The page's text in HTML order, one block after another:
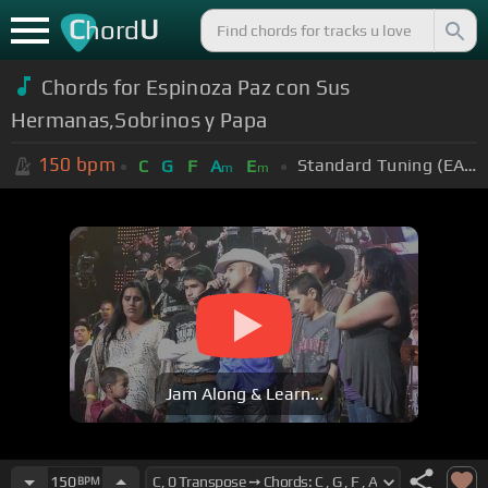
ChordU
Chords for Espinoza Paz con Sus
Hermanas,Sobrinos y Papa
150 bpm C G F Am Em Standard Tuning (EADGBE)
Jam Along & Learn...
150BPM